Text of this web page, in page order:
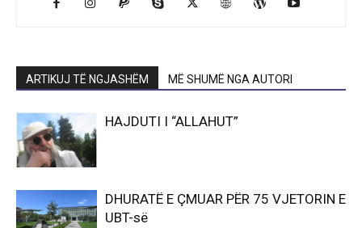
ARTIKUJ TË NGJASHËM MË SHUMË NGA AUTORI
HAJDUTI I “ALLAHUT”
DHURATË E ÇMUAR PËR 75 VJETORIN E
UBT-së